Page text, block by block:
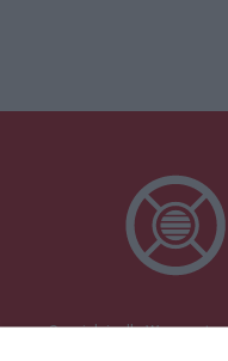
Specjalnie dla Was